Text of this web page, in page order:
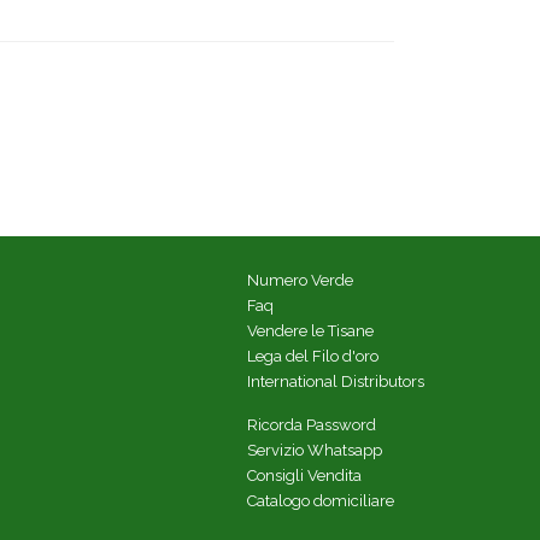
Numero Verde
Faq
Vendere le Tisane
Lega del Filo d'oro
International Distributors
Ricorda Password
Servizio Whatsapp
Consigli Vendita
Catalogo domiciliare